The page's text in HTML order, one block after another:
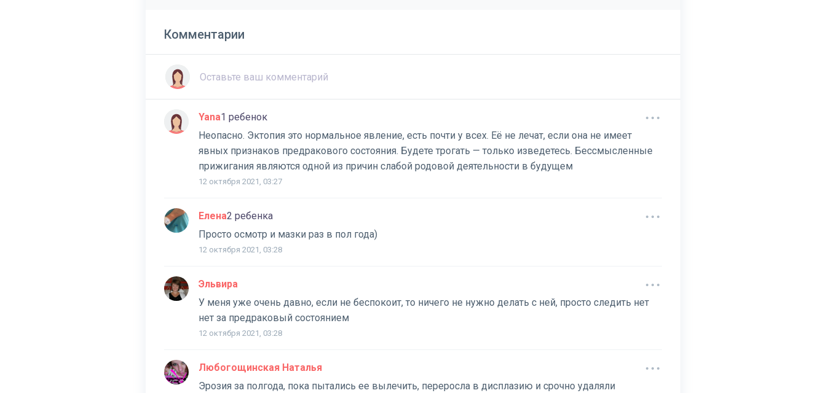
Комментарии
Yana1 ребенок
Неопасно. Эктопия это нормальное явление, есть почти у всех. Её не лечат, если она не имеет
явных признаков предракового состояния. Будете трогать — только изведетесь. Бессмысленные
прижигания являются одной из причин слабой родовой деятельности в будущем
12 октября 2021, 03:27
Елена2 ребенка
Просто осмотр и мазки раз в пол года)
12 октября 2021, 03:28
Эльвира
У меня уже очень давно, если не беспокоит, то ничего не нужно делать с ней, просто следить нет
нет за предраковый состоянием
12 октября 2021, 03:28
Любогощинская Наталья
Эрозия за полгода, пока пытались ее вылечить, переросла в дисплазию и срочно удаляли